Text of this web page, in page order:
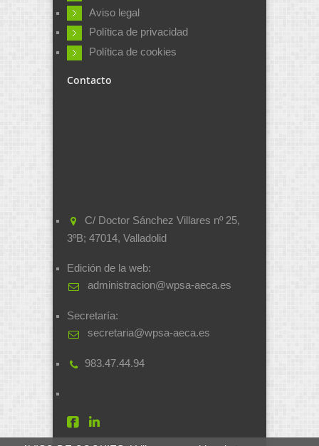
Aviso legal
Política de privacidad
Política de cookies
Contacto
C/ Doctor Sánchez Villares nº 25,
3ºB; 47014, Valladolid
Edición de la web:
administracion@wpsa-aeca.es
Secretaría:
secretaria@wpsa-aeca.es
983.47.44.94